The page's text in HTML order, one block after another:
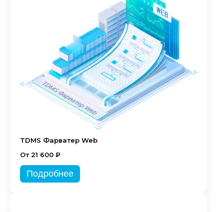
TDMS Фарватер Web
От 21 600 ₽
Подробнее